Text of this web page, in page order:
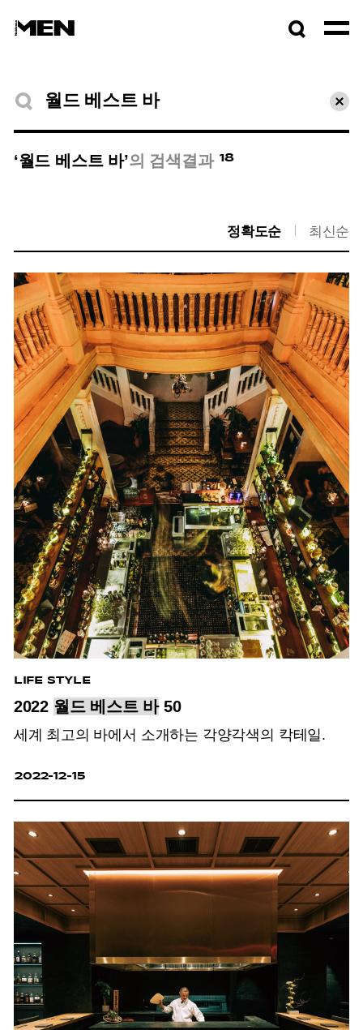
검색결과
초기
‘월드 베스트 바’의 검색결과 18
정확도순 최신순
LIFE STYLE
2022 월드 베스트 바50
세계 최고의 바에서 소개하는 각양각색의 칵테일.
2022-12-15